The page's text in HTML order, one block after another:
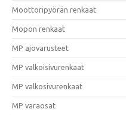
Moottoripyörän renkaat
Mopon renkaat
MP ajovarusteet
MP valkoisivurenkaat
MP valkosivurenkaat
MP varaosat